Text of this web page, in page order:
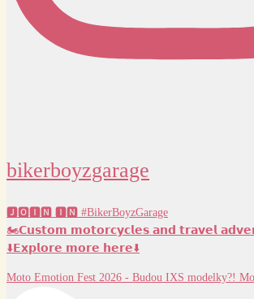
bikerboyzgarage
🅹🅾🅸🅽 🅸🅽 #BikerBoyzGarage
🏍️𝗖𝘂𝘀𝘁𝗼𝗺 𝗺𝗼𝘁𝗼𝗿𝗰𝘆𝗰𝗹𝗲𝘀 𝗮𝗻𝗱 𝘁𝗿𝗮𝘃𝗲𝗹
⬇️𝗘𝘅𝗽𝗹𝗼𝗿𝗲 𝗺𝗼𝗿𝗲 𝗵𝗲𝗿𝗲⬇️
Moto Emotion Fest 2026 - Budou IXS modelky?!